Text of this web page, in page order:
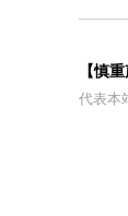
【慎
代表本